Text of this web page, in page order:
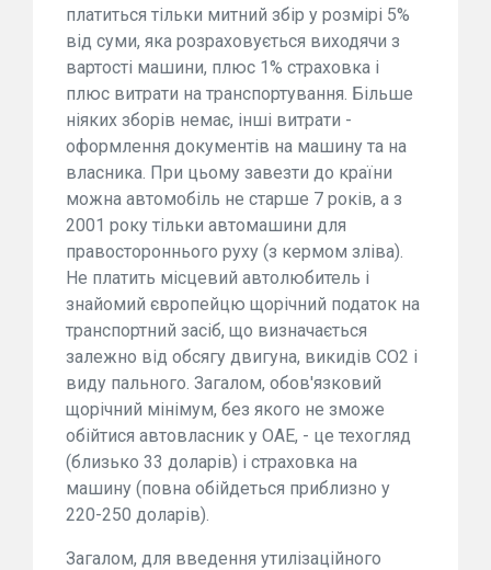
платиться тільки митний збір у розмірі 5%
від суми, яка розраховується виходячи з
вартості машини, плюс 1% страховка і
плюс витрати на транспортування. Більше
ніяких зборів немає, інші витрати -
оформлення документів на машину та на
власника. При цьому завезти до країни
можна автомобіль не старше 7 років, а з
2001 року тільки автомашини для
правостороннього руху (з кермом зліва).
Не платить місцевий автолюбитель і
знайомий європейцю щорічний податок на
транспортний засіб, що визначається
залежно від обсягу двигуна, викидів СО2 і
виду пального. Загалом, обов'язковий
щорічний мінімум, без якого не зможе
обійтися автовласник у ОАЕ, - це техогляд
(близько 33 доларів) і страховка на
машину (повна обійдеться приблизно у
220-250 доларів).
Загалом, для введення утилізаційного